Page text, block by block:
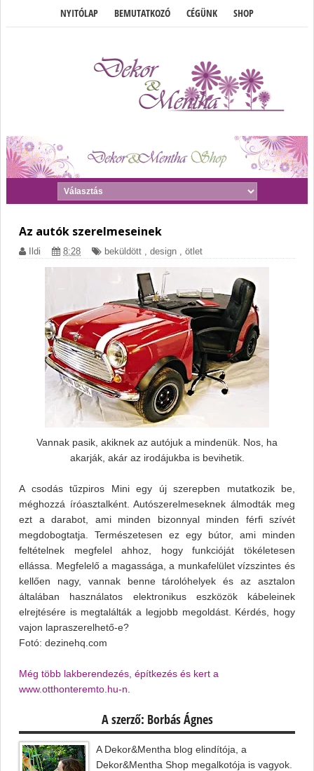
NYITÓLAP BEMUTATKOZÓ CÉGÜNK SHOP
Az autók szerelmeseinek
Ildi 8:28 beküldött , design , ötlet
Vannak pasik, akiknek az autójuk a mindenük. Nos, ha
akarják, akár az irodájukba is bevihetik.
A csodás tűzpiros Mini egy új szerepben mutatkozik be,
méghozzá íróasztalként. Autószerelmeseknek álmodták meg
ezt a darabot, ami minden bizonnyal minden férfi szívét
megdobogtatja. Természetesen ez egy bútor, ami minden
feltételnek megfelel ahhoz, hogy funkcióját tökéletesen
ellássa. Megfelelő a magassága, a munkafelület vízszintes és
kellően nagy, vannak benne tárolóhelyek és az asztalon
általában használatos elektronikus eszközök kábeleinek
elrejtésére is megtalálták a legjobb megoldást. Kérdés, hogy
vajon lapraszerelhető-e?
Fotó: dezinehq.com
Még több lakberendezés, építkezés és kert a
www.otthonteremto.hu-n
A szerző: Borbás Ágnes
A Dekor&Mentha blog elindítója, a
Dekor&Mentha Shop megalkotója is vagyok.